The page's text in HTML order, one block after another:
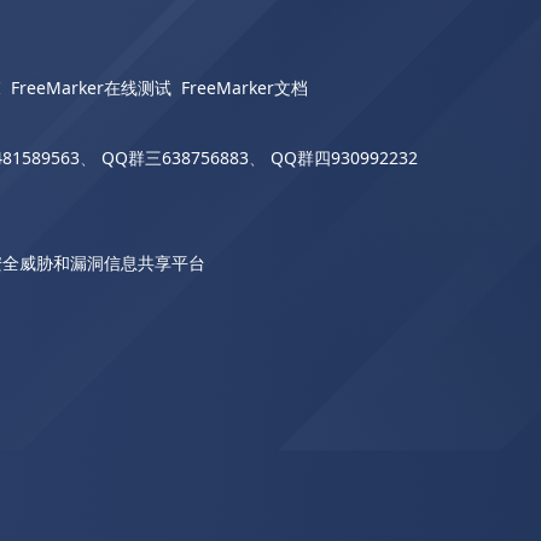
FreeMarker在线测试 FreeMarker文档
、 QQ群三638756883、 QQ群四930992232
威胁和漏洞信息共享平台